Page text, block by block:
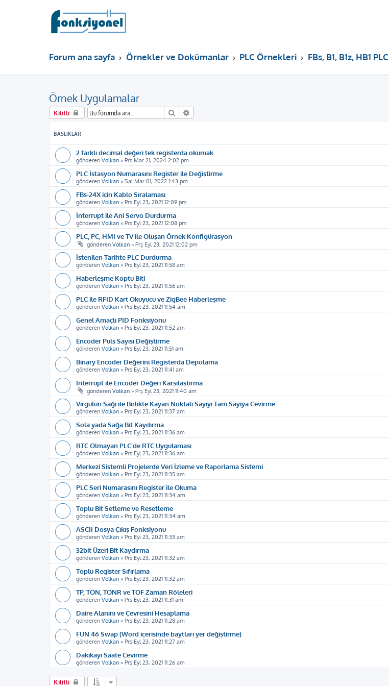
Forum ana sayfa Örnekler ve Dokümanlar PLC Örnekleri FBs, B1, B1z, HB1 PLC
Örnek Uygulamalar
Kilitli Ara
BAŞLIKLAR
2 farklı decimal değeri tek registerda okumak
gönderen Volkan » Prş Mar 21, 2024 2:02 pm
PLC İstasyon Numarasını Register ile Değiştirme
gönderen Volkan » Sal Mar 01, 2022 1:43 pm
FBs-24X için Kablo Sıralaması
gönderen Volkan » Prş Eyl 23, 2021 12:09 pm
İnterrupt ile Ani Servo Durdurma
gönderen Volkan » Prş Eyl 23, 2021 12:08 pm
PLC, PC, HMI ve TV ile Oluşan Örnek Konfigürasyon
gönderen Volkan » Prş Eyl 23, 2021 12:02 pm
İstenilen Tarihte PLC Durdurma
gönderen Volkan » Prş Eyl 23, 2021 11:58 am
Haberleşme Koptu Biti
gönderen Volkan » Prş Eyl 23, 2021 11:56 am
PLC ile RFID Kart Okuyucu ve ZigBee Haberleşme
gönderen Volkan » Prş Eyl 23, 2021 11:54 am
Genel Amaçlı PID Fonksiyonu
gönderen Volkan » Prş Eyl 23, 2021 11:52 am
Encoder Puls Sayısı Değiştirme
gönderen Volkan » Prş Eyl 23, 2021 11:51 am
Binary Encoder Değerini Registerda Depolama
gönderen Volkan » Prş Eyl 23, 2021 11:41 am
İnterrupt ile Encoder Değeri Karşılaştırma
gönderen Volkan » Prş Eyl 23, 2021 11:40 am
Virgülün Sağı ile Birlikte Kayan Noktalı Sayıyı Tam Sayıya Çevirme
gönderen Volkan » Prş Eyl 23, 2021 11:37 am
Sola yada Sağa Bit Kaydırma
gönderen Volkan » Prş Eyl 23, 2021 11:36 am
RTC Olmayan PLC'de RTC Uygulaması
gönderen Volkan » Prş Eyl 23, 2021 11:36 am
Merkezi Sistemli Projelerde Veri İzleme ve Raporlama Sistemi
gönderen Volkan » Prş Eyl 23, 2021 11:35 am
PLC Seri Numarasını Register ile Okuma
gönderen Volkan » Prş Eyl 23, 2021 11:34 am
Toplu Bit Setleme ve Resetleme
gönderen Volkan » Prş Eyl 23, 2021 11:34 am
ASCII Dosya Çıkış Fonksiyonu
gönderen Volkan » Prş Eyl 23, 2021 11:33 am
32bit Üzeri Bit Kaydırma
gönderen Volkan » Prş Eyl 23, 2021 11:32 am
Toplu Register Sıfırlama
gönderen Volkan » Prş Eyl 23, 2021 11:32 am
TP, TON, TONR ve TOF Zaman Röleleri
gönderen Volkan » Prş Eyl 23, 2021 11:31 am
Daire Alanını ve Çevresini Hesaplama
gönderen Volkan » Prş Eyl 23, 2021 11:28 am
FUN 46 Swap (Word içerisinde baytları yer değiştirme)
gönderen Volkan » Prş Eyl 23, 2021 11:27 am
Dakikayı Saate Çevirme
gönderen Volkan » Prş Eyl 23, 2021 11:26 am
Kilitli